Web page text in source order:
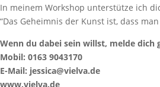
In meinem Workshop unterstütze ich
“Das Geheimnis der Kunst ist, dass
Wenn du dabei sein willst, melde dich
Mobil: 0163 9043170
E-Mail: jessica@vielva.de
www.vielva.de